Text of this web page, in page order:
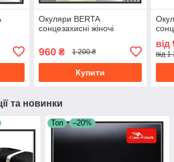
Окуляри BERTA
сонцезахисні жіночі
960₴ 1 200 ₴
Купити
від
від
та новинки
Топ –20%